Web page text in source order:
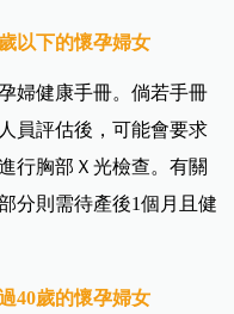
以下的懷孕婦女
婦健康手冊。倘若手冊
員評估後，可能會要求
行胸部Ｘ光檢查。有關
分則需待產後1個月且健
40歲的懷孕婦女